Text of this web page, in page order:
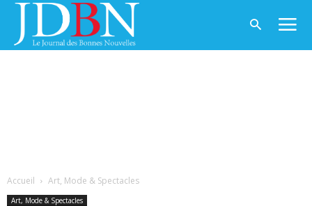
Accueil Art, Mode & Spectacles
Art, Mode & Spectacles